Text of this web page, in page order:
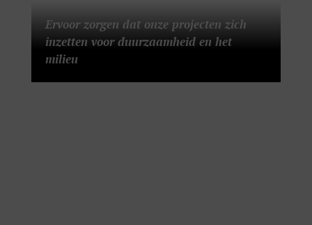
Ervoor zorgen dat onze projecten zich
inzetten voor duurzaamheid en het
milieu